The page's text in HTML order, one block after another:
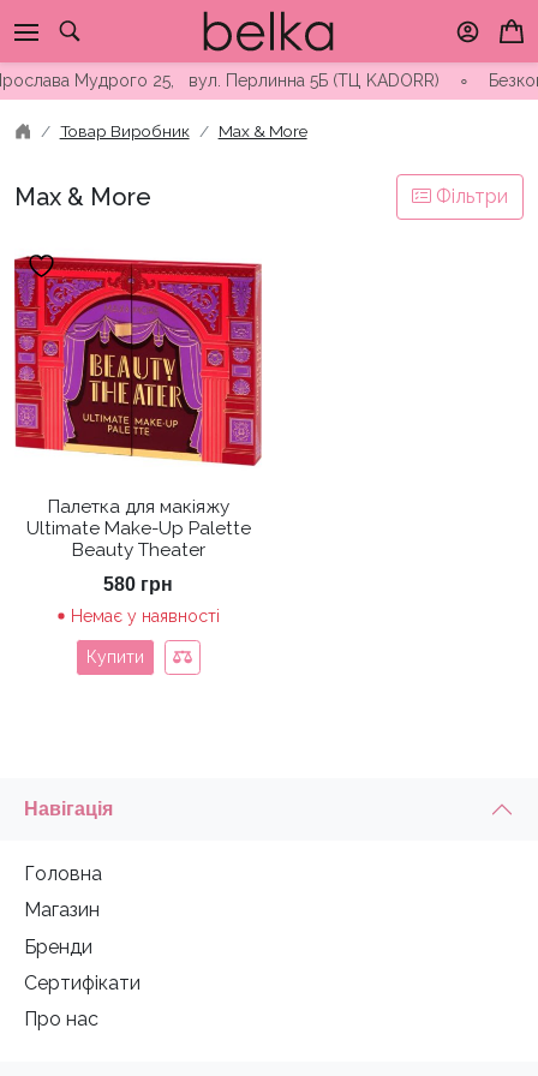
to
contentМудрого 25, вул. Перлинна 5Б (ТЦ KADORR) ∘
Товар Виробник Max & More
Max & More Фільтри
Палетка для макіяжу
Ultimate Make-Up Palette
Beauty Theater
580 грн
Немає у наявності
Купити
Навігація
Головна
Магазин
Бренди
Сертифікати
Про нас